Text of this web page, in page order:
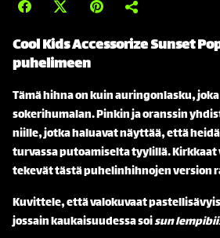
Cool Kids Accessorize Sunset
puhelimeen
Tämä hihna on kuin auringonlasku,
sokerihumalan. Pinkin ja oranssin
niille, jotka haluavat näyttää, että
turvassa putoamiselta tyylillä.
tekevät tästä puhelinhihnojen version
Kuvittele, että valokuvaat
jossain kaukaisuudessa soisun